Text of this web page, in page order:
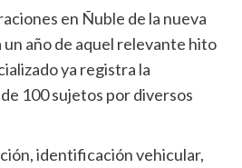
en Ñuble de la nueva
un año de aquel relevante hito
ya registra la
100 sujetos por diversos
identificación vehicular,